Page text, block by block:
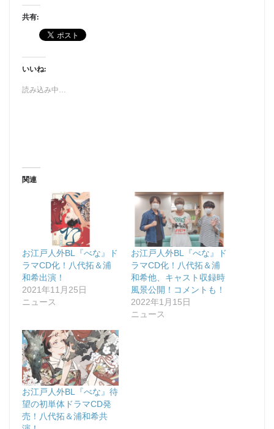
共有:
いいね:
読み込み中…
関連
お江戸人外BL『べな』ド
ラマCD化！八代拓＆浦
和希出演！
2021年11月25日
ニュース
お江戸人外BL『べな』ド
ラマCD化！八代拓＆浦
和希他、キャスト収録時
風景公開！コメントも！
2022年1月15日
ニュース
お江戸人外BL『べな』待
望の初単体ドラマCD発
売！八代拓＆浦和希共